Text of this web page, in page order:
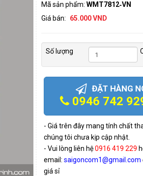
Mã sản phẩm: WMT7812‑VN
Giá bán:
65.000 VND
Số lượng
ĐẶT HÀNG
0946 742
- Giá trên đây mang tính chất
chúng tôi chưa kịp cập nhật.
- Vui lòng liên hệ0916 419 229
email: saigoncom1@gmail.com
giá sỉ